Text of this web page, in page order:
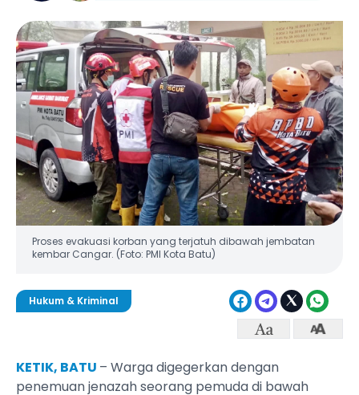
Proses evakuasi korban yang terjatuh dibawah jembatan
kembar Cangar. (Foto: PMI Kota Batu)
Hukum & Kriminal
KETIK, BATU – Warga digegerkan dengan
penemuan jenazah seorang pemuda di bawah